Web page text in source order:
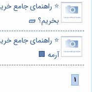
⭐️ راهنمای جامع
بخریم؟ 🧱
⭐️ راهنمای جامع
آرمه 🏢